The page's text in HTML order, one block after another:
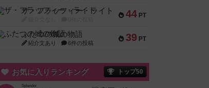
44 PT
ザ・フラッフィー・ライト
39 PT
ふたつの城の物語
紹介文あり 6件の投稿
お気に入りランキング トップ50
Splendor